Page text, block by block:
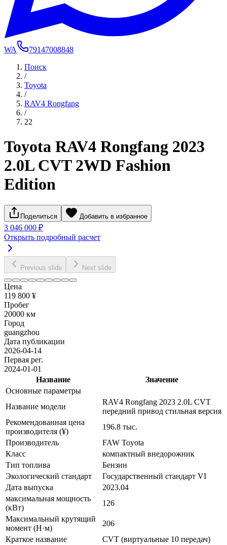
WA
79147008848
Поиск
/
Toyota
/
RAV4 Rongfang
/
22
Toyota RAV4 Rongfang 2023
2.0L CVT 2WD Fashion
Edition
Поделиться Добавить в избранное
3 046 000 ₽
Открыть подробный расчет
Previous slide Next slide
Цена
119 800 ¥
Пробег
20000 км
Город
guangzhou
Дата публикации
2026-04-14
Первая рег.
2024-01-01
Название
Значение
Основные параметры
Название модели
RAV4 Rongfang 2023 2.0L CVT
передний привод стильная версия
Рекомендованная цена
производителя (¥)
196.8 тыс.
Производитель
FAW Toyota
Класс
компактный внедорожник
Тип топлива
Бензин
Экологический стандарт
Государственный стандарт VI
Дата выпуска
2023.04
максимальная мощность
(кВт)
126
Максимальный крутящий
момент (Н·м)
206
Краткое название
CVT (виртуальные 10 передач)